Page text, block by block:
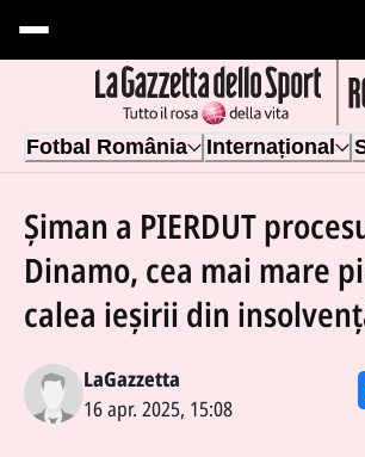
Fotbal România Internațional
Șiman a PIERDUT
Dinamo, cea mai mare
calea ieșirii din
LaGazzetta
16 apr. 2025, 15:08